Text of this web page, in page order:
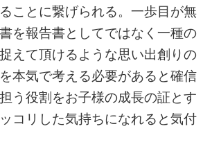
ことに繋げられる。一歩目が無
を報告書としてではなく一種の
えて頂けるような思い出創りの
本気で考える必要があると確信
う役割をお子様の成長の証とす
コリした気持ちになれると気付